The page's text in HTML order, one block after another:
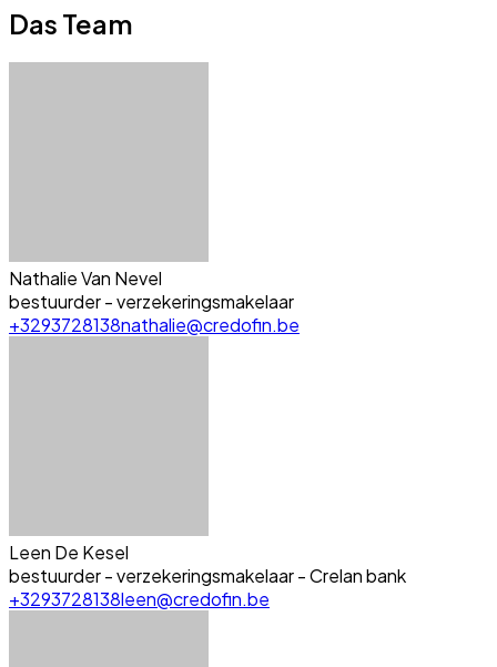
Das Team
Nathalie Van Nevel
bestuurder - verzekeringsmakelaar
+3293728138nathalie@credofin.be
Leen De Kesel
bestuurder - verzekeringsmakelaar - Crelan bank
+3293728138leen@credofin.be